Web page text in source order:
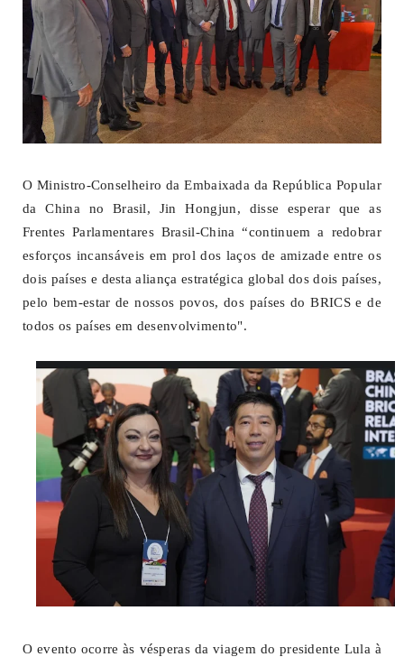
O Ministro-Conselheiro da Embaixada da República Popular
da China no Brasil, Jin Hongjun, disse esperar que as
Frentes Parlamentares Brasil-China “continuem a redobrar
esforços incansáveis em prol dos laços de amizade entre os
dois países e desta aliança estratégica global dos dois países,
pelo bem-estar de nossos povos, dos países do BRICS e de
todos os países em desenvolvimento".
O evento ocorre às vésperas da viagem do presidente Lula à